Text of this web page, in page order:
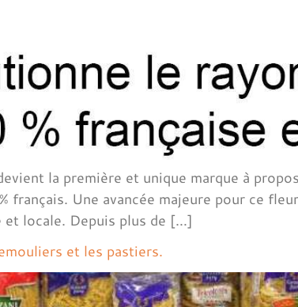
la première et unique marque à
français. Une avancée majeure pour ce
et locale. Depuis plus de […]
et les pastiers.